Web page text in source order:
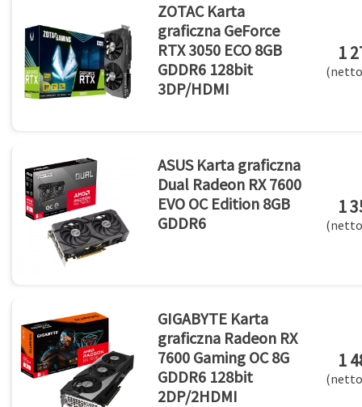
1
ZOTAC Karta
graficzna GeForce
RTX 3050 ECO 8GB
GDDR6 128bit
3DP/HDMI
1
ASUS Karta graficzna
Dual Radeon RX 7600
EVO OC Edition 8GB
GDDR6
1
GIGABYTE Karta
graficzna Radeon RX
7600 Gaming OC 8G
GDDR6 128bit
2DP/2HDMI